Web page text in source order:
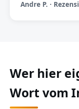
Andre P. ·
Wer hier
Wort vom